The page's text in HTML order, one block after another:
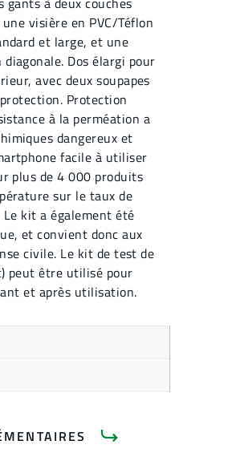
visière en PVC/Téflon
et large, et une
Dos élargi pour
avec deux soupapes
Protection
à la perméation a
dangereux et
facile à utiliser
plus de 4 000 produits
sur le taux de
kit a également été
et convient donc aux
civile. Le kit de test de
peut être utilisé pour
et après utilisation.